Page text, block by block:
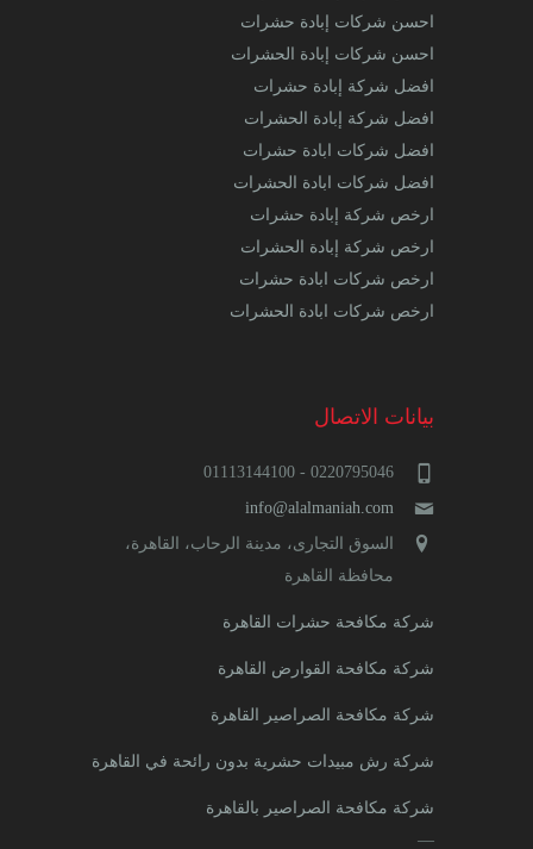
احسن شركات إبادة حشرات
احسن شركات إبادة الحشرات
افضل شركة إبادة حشرات
افضل شركة إبادة الحشرات
افضل شركات ابادة حشرات
افضل شركات ابادة الحشرات
ارخص شركة إبادة حشرات
ارخص شركة إبادة الحشرات
ارخص شركات ابادة حشرات
ارخص شركات ابادة الحشرات
بيانات الاتصال
0220795046 - 01113144100
info@alalmaniah.com
السوق التجارى، مدينة الرحاب، القاهرة،
محافظة القاهرة‬
شركة مكافحة حشرات القاهرة
شركة مكافحة القوارض القاهرة
شركة مكافحة الصراصير القاهرة
شركة رش مبيدات حشرية بدون رائحة في القاهرة
شركة مكافحة الصراصير بالقاهرة
—